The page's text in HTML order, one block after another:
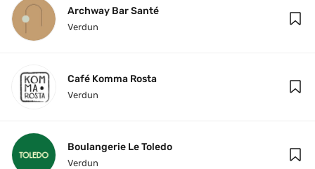
Archway Bar Santé
Verdun
Café Komma Rosta
Verdun
Boulangerie Le Toledo
Verdun